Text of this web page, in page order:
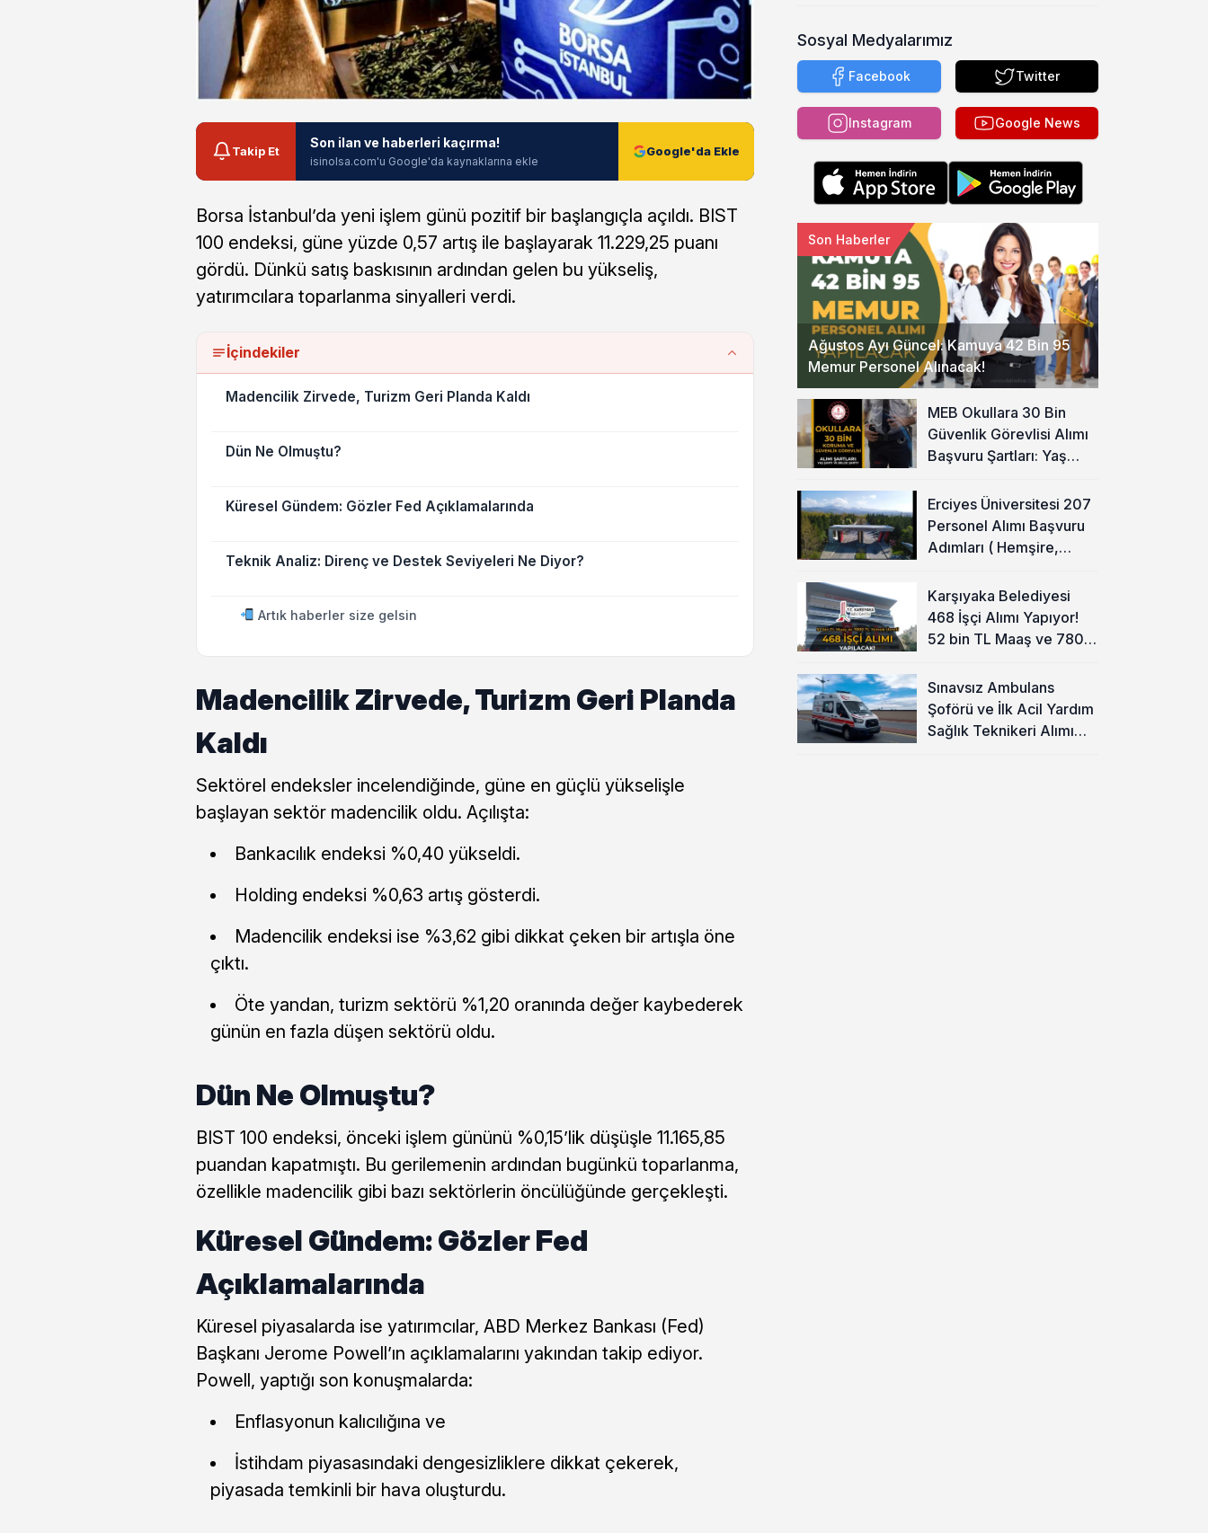
Takip Et
Son ilan ve haberleri kaçırma!
isinolsa.com'u Google'da kaynaklarına ekle
Google'da Ekle
Borsa İstanbul’da yeni işlem günü pozitif bir başlangıçla açıldı. BIST
100 endeksi, güne yüzde 0,57 artış ile başlayarak 11.229,25 puanı
gördü. Dünkü satış baskısının ardından gelen bu yükseliş,
yatırımcılara toparlanma sinyalleri verdi.
İçindekiler
Madencilik Zirvede, Turizm Geri Planda Kaldı
Dün Ne Olmuştu?
Küresel Gündem: Gözler Fed Açıklamalarında
Teknik Analiz: Direnç ve Destek Seviyeleri Ne Diyor?
Artık haberler size gelsin
Madencilik Zirvede, Turizm Geri Planda
Kaldı
Sektörel endeksler incelendiğinde, güne en güçlü yükselişle
başlayan sektör madencilik oldu. Açılışta:
Bankacılık endeksi %0,40 yükseldi.
Holding endeksi %0,63 artış gösterdi.
Madencilik endeksi ise %3,62 gibi dikkat çeken bir artışla öne
çıktı.
Öte yandan, turizm sektörü %1,20 oranında değer kaybederek
günün en fazla düşen sektörü oldu.
Dün Ne Olmuştu?
BIST 100 endeksi, önceki işlem gününü %0,15’lik düşüşle 11.165,85
puandan kapatmıştı. Bu gerilemenin ardından bugünkü toparlanma,
özellikle madencilik gibi bazı sektörlerin öncülüğünde gerçekleşti.
Küresel Gündem: Gözler Fed
Açıklamalarında
Küresel piyasalarda ise yatırımcılar, ABD Merkez Bankası (Fed)
Başkanı Jerome Powell’ın açıklamalarını yakından takip ediyor.
Powell, yaptığı son konuşmalarda:
Enflasyonun kalıcılığına ve
İstihdam piyasasındaki dengesizliklere dikkat çekerek,
piyasada temkinli bir hava oluşturdu.
Sosyal Medyalarımız
Facebook Twitter
Instagram Google News
Ağustos Ayı Güncel: Kamuya 42 Bin 95
Memur Personel Alınacak!
Son Haberler
MEB Okullara 30 Bin
Güvenlik Görevlisi Alımı
Başvuru Şartları: Yaş
Olacak Mı?
Erciyes Üniversitesi 207
Personel Alımı Başvuru
Adımları ( Hemşire,
Karşıyaka Belediyesi
468 İşçi Alımı Yapıyor!
52 bin TL Maaş ve 7800
Sınavsız Ambulans
Şoförü ve İlk Acil Yardım
Sağlık Teknikeri Alımı